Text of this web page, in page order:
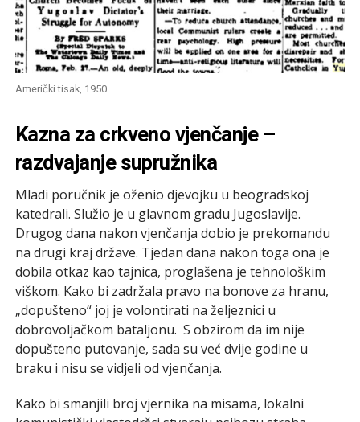
Američki tisak, 1950.
Kazna za crkveno vjenčanje –
razdvajanje supružnika
Mladi poručnik je oženio djevojku u beogradskoj
katedrali. Služio je u glavnom gradu Jugoslavije.
Drugog dana nakon vjenčanja dobio je prekomandu
na drugi kraj države. Tjedan dana nakon toga ona je
dobila otkaz kao tajnica, proglašena je tehnološkim
viškom. Kako bi zadržala pravo na bonove za hranu,
„dopušteno“ joj je volontirati na željeznici u
dobrovoljačkom bataljonu. S obzirom da im nije
dopušteno putovanje, sada su već dvije godine u
braku i nisu se vidjeli od vjenčanja.
Kako bi smanjili broj vjernika na misama, lokalni